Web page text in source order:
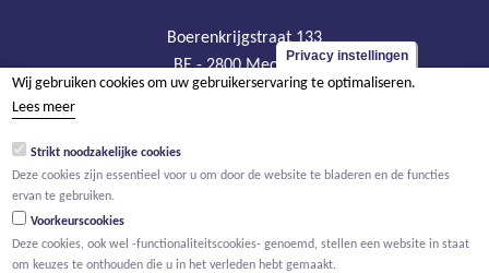
Boerenkrijgstraat 133
BE - 2800 Mechelen
tel +32 15 569 965
BTW BE 0466.256.432
Privacy instellingen
Wij gebruiken cookies om uw gebruikerservaring te optimaliseren.
Lees meer
Strikt noodzakelijke cookies
Deze cookies zijn essentieel voor u om door de website te bladeren en de functies
ervan te gebruiken.
Voorkeurscookies
Deze cookies, ook wel -functionaliteitscookies- genoemd, stellen een website in staat
om keuzes te onthouden die u in het verleden hebt gemaakt.